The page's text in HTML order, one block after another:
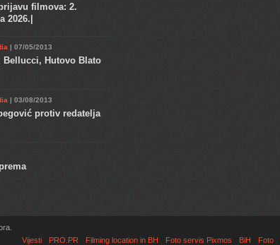
filmova: 2.
2026.|
| 07/05/2013
Bellucci, Hutovo Blato
| 03/08/2013
protiv redatelja
Vijesti
PRO.PR Filming location in BH Foto servis Pixmos BiH Foto